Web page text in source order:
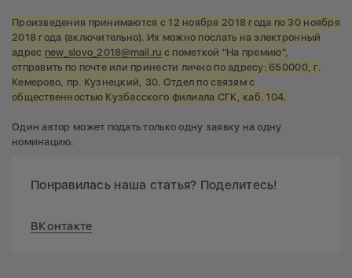
Произведения принимаются с 12 ноября 2018 года по 30 ноября
2018 года (включительно). Их можно послать на электронный
адрес new_slovo_2018@mail.ru с пометкой "На премию",
отправить по почте или принести лично по адресу: 650000, г.
Кемерово, пр. Кузнецкий, 30. Отдел по связям с
общественностью Кузбасского филиала СГК, каб. 104.
Один автор может подать только одну заявку на одну
номинацию.
Понравилась наша статья? Поделитесь!
ВКонтакте